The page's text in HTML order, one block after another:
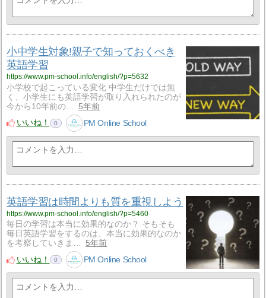
小中学生対象!親子で知っておくべき
英語学習
https://www.pm-school.info/english/?p=5632
小学校で起こっている変化 中学生だけでは無
く、小学生にも英語学習が取り入れられたのが
今から10年前の…
5年前
いいね！
0 PM Online School
英語学習は時間よりも質を重視しよう
https://www.pm-school.info/english/?p=5460
毎日の学習は本当に効果的なのか？ そもそも
毎日英語学習をするのは、本当に効果的なのか
を考察していきま…
5年前
いいね！
0 PM Online School